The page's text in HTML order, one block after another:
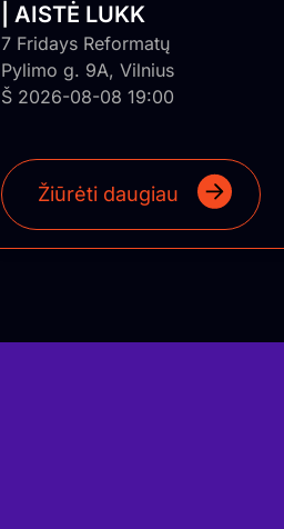
| AISTĖ LUKK
7 Fridays Reformatų
Pylimo g. 9A, Vilnius
Š 2026-08-08 19:00
Žiūrėti daugiau